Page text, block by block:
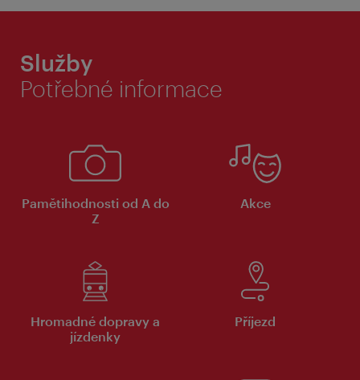
Služby
Potřebné informace
Pamětihodnosti od A do
Z
Akce
Hromadné dopravy a
jízdenky
Příjezd